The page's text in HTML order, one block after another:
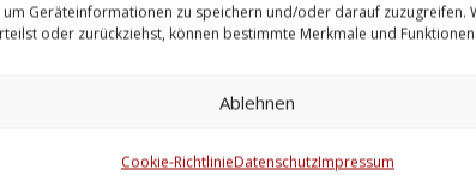
Geräteinformationen zu speichern und/oder darauf
oder zurückziehst, können bestimmte Merkmale und
Ablehnen
Cookie-RichtlinieDatenschutzImpressum
Anforderungen an. Unser Wachpersonal
Maßnahmen verhindern wir
Geburtsvorbereitung Langenau